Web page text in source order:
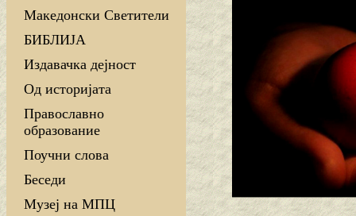
Македонски Светители
БИБЛИЈА
Издавачка дејност
Од историјата
Православно
образование
Поучни слова
Беседи
Музеј на МПЦ